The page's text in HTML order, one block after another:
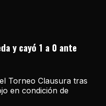
y cayó 1 a 0 ante
Torneo Clausura tras
en condición de